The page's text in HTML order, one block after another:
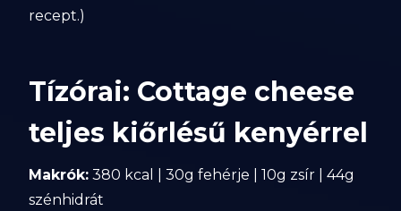
recept.)
Tízórai: Cottage cheese
teljes kiőrlésű kenyérrel
Makrók: 380 kcal | 30g fehérje | 10g zsír | 44g
szénhidrát